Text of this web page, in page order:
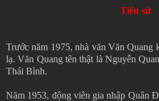
Tiểu sử
Trước năm 1975, nhà văn Văn Quang
lạ. Văn Quang tên thật là Nguyễn
Thái Bình.
Năm 1953, động viên gia nhập Quân